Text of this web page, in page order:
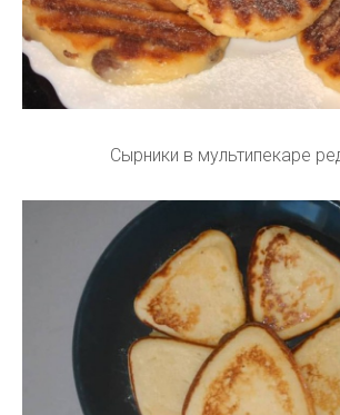
Сырники в мультипекаре